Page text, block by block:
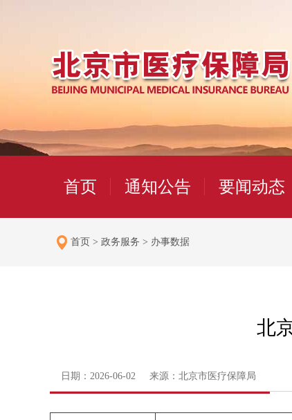
首页 通知公告 要闻动态
首页 > 政务服务 > 办事数据
北
日期：2026-06-02 来源：北京市医疗保障局